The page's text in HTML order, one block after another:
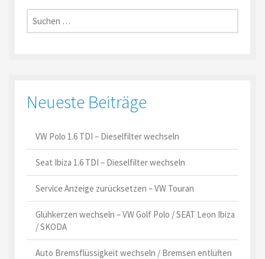
Suche
nach:
Neueste Beiträge
VW Polo 1.6 TDI – Dieselfilter wechseln
Seat Ibiza 1.6 TDI – Dieselfilter wechseln
Service Anzeige zurücksetzen – VW Touran
Glühkerzen wechseln – VW Golf Polo / SEAT Leon Ibiza
/ SKODA
Auto Bremsflüssigkeit wechseln / Bremsen entlüften